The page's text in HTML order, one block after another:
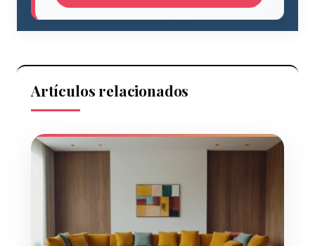
Artículos relacionados